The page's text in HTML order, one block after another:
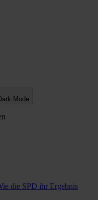
Mode
die SPD ihr Ergebnis